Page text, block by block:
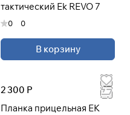
тактический Ek REVO 7
0 0
В корзину
2 300 Р
Планка прицельная EK